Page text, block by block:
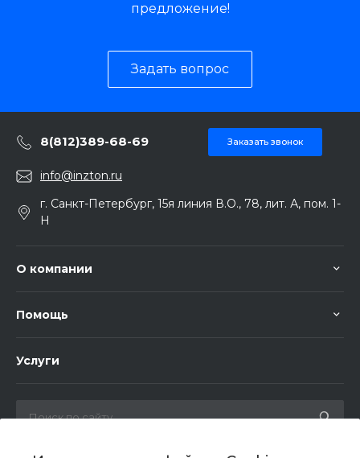
предложение!
Задать вопрос
8(812)389-68-69 Заказать звонок
info@inzton.ru
г. Санкт-Петербург, 15я линия В.О., 78, лит. А, пом. 1-
Н
О компании
Помощь
Услуги